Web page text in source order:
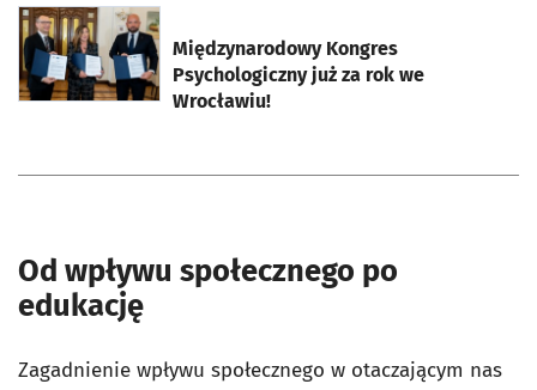
Międzynarodowy Kongres
Psychologiczny już za rok we
Wrocławiu!
otworzy się w nowej karcie
Od wpływu społecznego po
edukację
Zagadnienie wpływu społecznego w otaczającym nas